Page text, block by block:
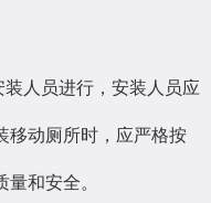
人员进行，安装人员应
移动厕所时，应严格按
和安全。